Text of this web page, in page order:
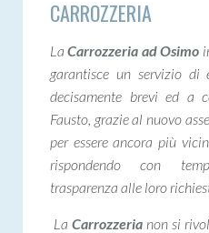
CARROZZERIA
LaCarrozzeria ad Osimo
garantisce un servizio
decisamente brevi ed a
Fausto, grazie al nuovo
per essere ancora più
rispondendo con
trasparenza alle loro
La Carrozzerianon si